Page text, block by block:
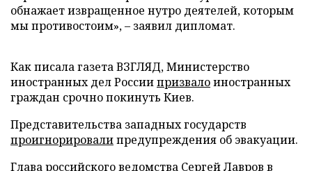
обнажает извращенное нутро деятелей, которым
мы противостоим», – заявил дипломат.
Как писала газета ВЗГЛЯД, Министерство
иностранных дел Россиипризвалоиностранных
граждан срочно покинуть Киев.
Представительства западных государств
проигнорировалипредупреждения об эвакуации.
Глава российского ведомства Сергей Лавров в